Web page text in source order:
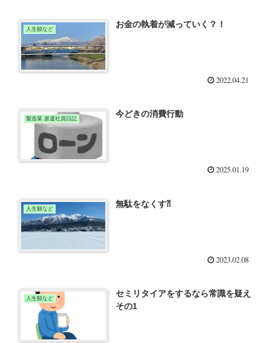
人生観など お金の執着が減っていく？！
2022.04.21
製造業 派遣社員日記 今どきの消費行動
2025.01.19
人生観など 無駄をなくす⁈
2023.02.08
人生観など
セミリタイアをするなら常識を疑え
その1